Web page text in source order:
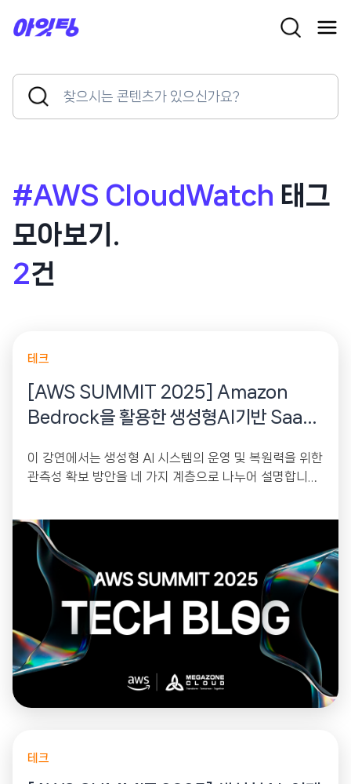
Search
Search
Button
#AWS CloudWatch 태그
모아보기.
2건
테크
[AWS SUMMIT 2025] Amazon
Bedrock을 활용한 생성형AI기반 SaaS
이 강연에서는 생성형 AI 시스템의 운영 및 복원력을 위한
관측성 확보 방안을 네 가지 계층으로 나누어 설명합니다.
테크